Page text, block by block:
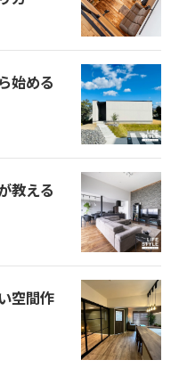
始める
教える
空間作